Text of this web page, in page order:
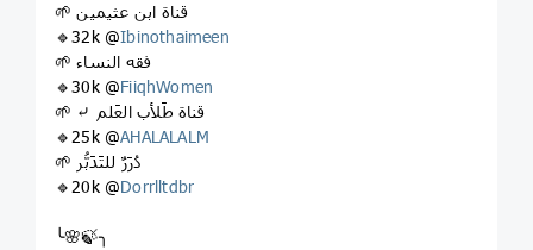
🌱 قناة ابن عثيمين
🔹32k @Ibinothaimeen
🌱 فقه النساء
🔹30k @FiiqhWomen
🌱 ⤶ قناة طَلأب العَلم
🔹25k @AHALALALM
🌱 دُرَرٌ للتَدَبُّر
🔹20k @Dorrlltdbr
╰🌸🍃╮